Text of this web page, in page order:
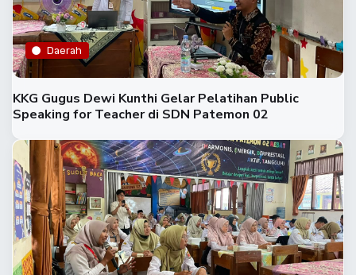
Daerah
KKG Gugus Dewi Kunthi Gelar Pelatihan Public
Speaking for Teacher di SDN Patemon 02